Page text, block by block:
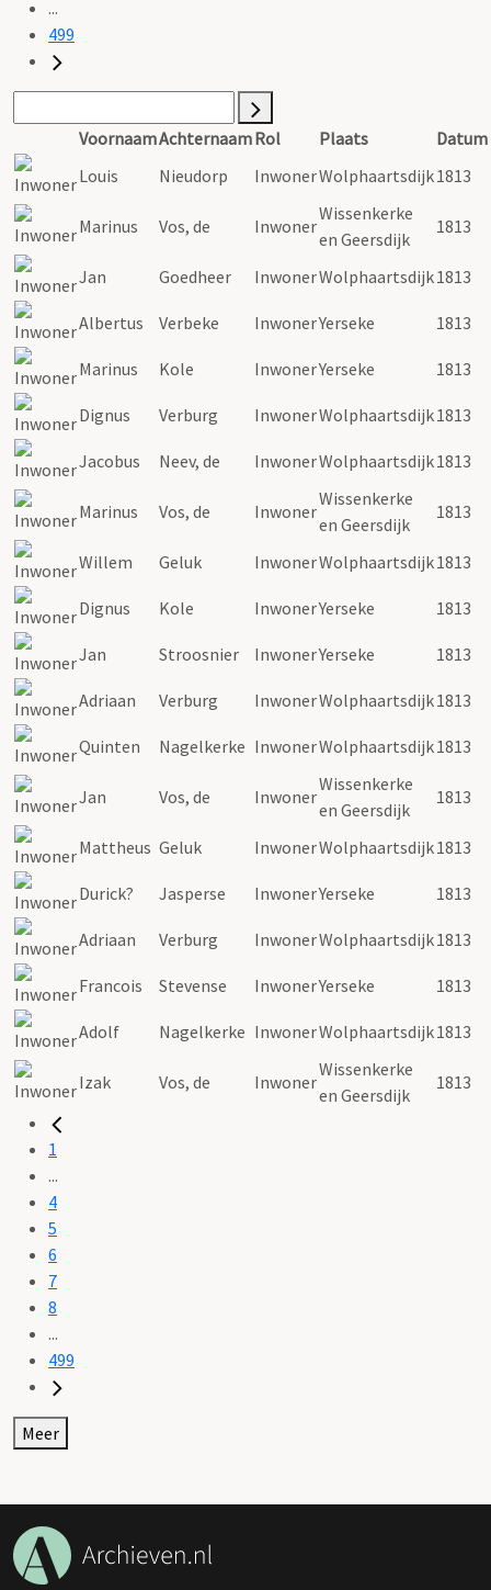
...
499
VoornaamAchternaamRol Plaats
Datum
Louis
Nieudorp InwonerWolphaartsdijk1813
Marinus Vos, de Inwoner
Wissenkerke
en Geersdijk
1813
Jan Goedheer InwonerWolphaartsdijk1813
Albertus Verbeke InwonerYerseke 1813
Marinus Kole InwonerYerseke 1813
Dignus Verburg InwonerWolphaartsdijk1813
Jacobus Neev, de InwonerWolphaartsdijk1813
Marinus Vos, de Inwoner
Wissenkerke
en Geersdijk
1813
Willem Geluk InwonerWolphaartsdijk1813
Dignus Kole InwonerYerseke 1813
Jan Stroosnier InwonerYerseke 1813
Adriaan Verburg InwonerWolphaartsdijk1813
Quinten Nagelkerke InwonerWolphaartsdijk1813
Jan Vos, de Inwoner
Wissenkerke
en Geersdijk
1813
Mattheus Geluk InwonerWolphaartsdijk1813
Durick? Jasperse InwonerYerseke 1813
Adriaan Verburg InwonerWolphaartsdijk1813
Francois Stevense InwonerYerseke 1813
Adolf Nagelkerke InwonerWolphaartsdijk1813
Izak Vos, de Inwoner
Wissenkerke
en Geersdijk
1813
1
...
4
5
6
7
8
...
499
Meer